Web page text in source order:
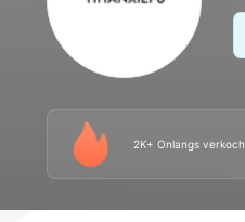
2K+ Onlangs
Productinformatie: Prijsopenbaring,